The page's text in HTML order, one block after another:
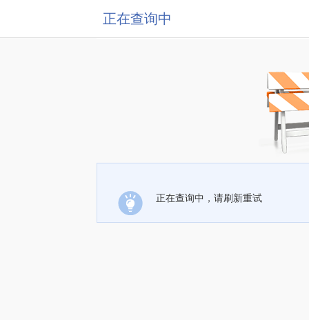
正在查询中
正在查询中，请刷新重试